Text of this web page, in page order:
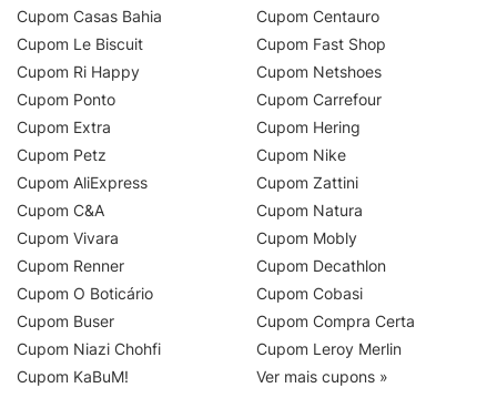
Cupom Casas Bahia
Cupom Le Biscuit
Cupom Ri Happy
Cupom Ponto
Cupom Extra
Cupom Petz
Cupom AliExpress
Cupom C&A
Cupom Vivara
Cupom Renner
Cupom O Boticário
Cupom Buser
Cupom Niazi Chohfi
Cupom KaBuM!
Cupom Centauro
Cupom Fast Shop
Cupom Netshoes
Cupom Carrefour
Cupom Hering
Cupom Nike
Cupom Zattini
Cupom Natura
Cupom Mobly
Cupom Decathlon
Cupom Cobasi
Cupom Compra Certa
Cupom Leroy Merlin
Ver mais cupons »